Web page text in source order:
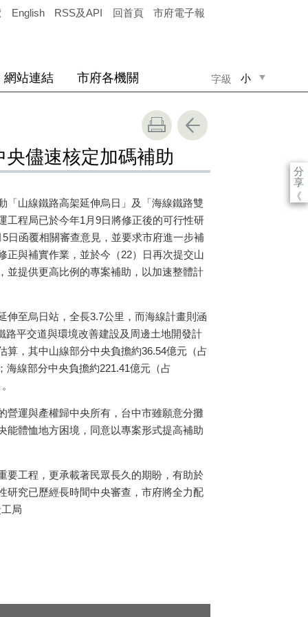
English RSS及API 回首頁 市府電子報
字級 小
網站連結 市府各機關
分
享
《
儘速核定加碼補助
「山線鐵路高架延伸烏日」及「海線鐵路雙
工程局已於今年1月9日將修正後的可行性研
5日函覆相關審查意見，並要求市府進一步補
正與補實作業，並於今（22）日再次提交山
並提供更高比例的專案補助，以加速整體計
伸至烏日站，全長3.7公里，而海線計畫則涵
路平交道與環境改善建設及周邊土地開發計
算，其中山線部分中央負擔約36.54億元（占
海線部分中央負擔約221.41億元（占
營運與產權歸中央所有，台中市雖願意分攤
能體恤地方困境，同意以專案形式提高補助
要工程，更承載著民眾長久的期盼，有助於
研究已歷經長時間中央審查，市府將全力配
局